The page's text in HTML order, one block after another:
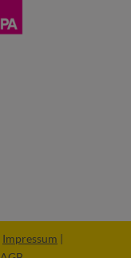
Impressum |